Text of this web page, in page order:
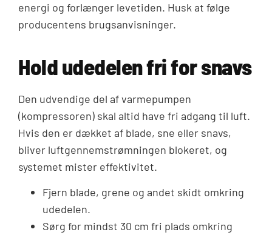
energi og forlænger levetiden. Husk at følge
producentens brugsanvisninger.
Hold udedelen fri for snavs
Den udvendige del af varmepumpen
(kompressoren) skal altid have fri adgang til luft.
Hvis den er dækket af blade, sne eller snavs,
bliver luftgennemstrømningen blokeret, og
systemet mister effektivitet.
Fjern blade, grene og andet skidt omkring
udedelen.
Sørg for mindst 30 cm fri plads omkring